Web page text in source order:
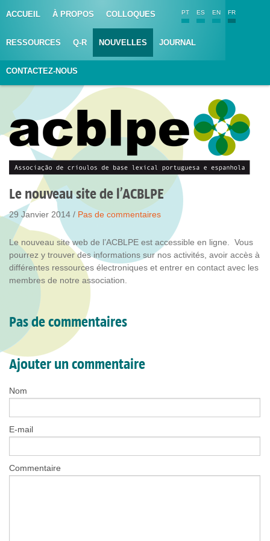
ACCUEIL À PROPOS COLLOQUES
RESSOURCES Q-R NOUVELLES JOURNAL
CONTACTEZ-NOUS
PT ES EN FR
Le nouveau site de l’ACBLPE
29 Janvier 2014 / Pas de commentaires
Le nouveau site web de l’ACBLPE est accessible en ligne. Vous
pourrez y trouver des informations sur nos activités, avoir accès à
différentes ressources électroniques et entrer en contact avec les
membres de notre association.
Pas de commentaires
Ajouter un commentaire
Nom
E-mail
Commentaire